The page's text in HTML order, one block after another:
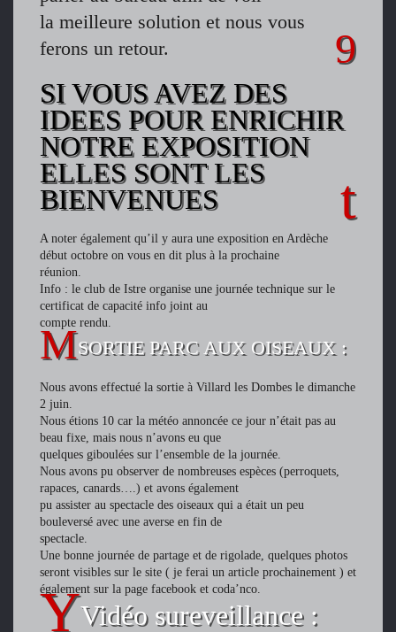
la meilleure solution et nous vous
ferons un retour.
SI VOUS AVEZ DES
IDEES POUR ENRICHIR
NOTRE EXPOSITION
ELLES SONT LES
BIENVENUES
A noter également qu’il y aura une exposition en Ardèche
début octobre on vous en dit plus à la prochaine
réunion.
Info : le club de Istre organise une journée technique sur le
certificat de capacité info joint au
compte rendu.
SORTIE PARC AUX OISEAUX :
Nous avons effectué la sortie à Villard les Dombes le dimanche
2 juin.
Nous étions 10 car la météo annoncée ce jour n’était pas au
beau fixe, mais nous n’avons eu que
quelques giboulées sur l’ensemble de la journée.
Nous avons pu observer de nombreuses espèces (perroquets,
rapaces, canards….) et avons également
pu assister au spectacle des oiseaux qui a était un peu
bouleversé avec une averse en fin de
spectacle.
Une bonne journée de partage et de rigolade, quelques photos
seront visibles sur le site ( je ferai un article prochainement ) et
également sur la page facebook et coda’nco.
Vidéo sureveillance :